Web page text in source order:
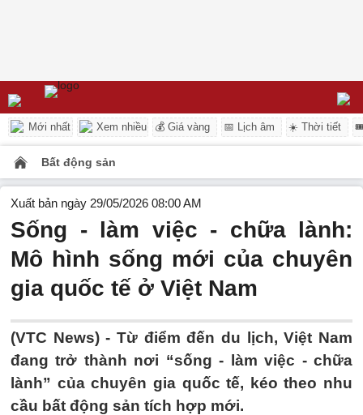
Mới nhất Xem nhiều 💰 Giá vàng 📅 Lịch âm ☀️ Thời tiết
Bất động sản
Xuất bản ngày 29/05/2026 08:00 AM
Sống - làm việc - chữa lành:
Mô hình sống mới của chuyên
gia quốc tế ở Việt Nam
(VTC News) - Từ điểm đến du lịch, Việt Nam
đang trở thành nơi “sống - làm việc - chữa
lành” của chuyên gia quốc tế, kéo theo nhu
cầu bất động sản tích hợp mới.